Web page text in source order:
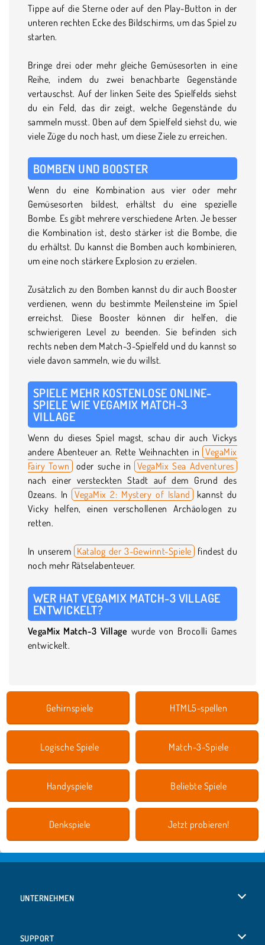
Tippe auf die Sterne oder auf den Play-Button in der
unteren rechten Ecke des Bildschirms, um das Spiel zu
starten.
Bringe drei oder mehr gleiche Gemüsesorten in eine
Reihe, indem du zwei benachbarte Gegenstände
vertauschst. Auf der linken Seite des Spielfelds siehst
du ein Feld, das dir zeigt, welche Gegenstände du
sammeln musst. Oben auf dem Spielfeld siehst du, wie
viele Züge du noch hast, um diese Ziele zu erreichen.
BOMBEN UND BOOSTER
Wenn du eine Kombination aus vier oder mehr
Gemüsesorten bildest, erhältst du eine spezielle
Bombe. Es gibt mehrere verschiedene Arten. Je besser
die Kombination ist, desto stärker ist die Bombe, die
du erhältst. Du kannst die Bomben auch kombinieren,
um eine noch stärkere Explosion zu erzielen.
Zusätzlich zu den Bomben kannst du dir auch Booster
verdienen, wenn du bestimmte Meilensteine im Spiel
erreichst. Diese Booster können dir helfen, die
schwierigeren Level zu beenden. Sie befinden sich
rechts neben dem Match-3-Spielfeld und du kannst so
viele davon sammeln, wie du willst.
SPIELE MEHR KOSTENLOSE ONLINE-
SPIELE WIE VEGAMIX MATCH-3
VILLAGE
Wenn du dieses Spiel magst, schau dir auch Vickys
andere Abenteuer an. Rette Weihnachten in VegaMix
Fairy Town oder suche in VegaMix Sea Adventures
nach einer versteckten Stadt auf dem Grund des
Ozeans. In VegaMix 2: Mystery of Island kannst du
Vicky helfen, einen verschollenen Archäologen zu
retten.
In unserem Katalog der 3-Gewinnt-Spiele findest du
noch mehr Rätselabenteuer.
WER HAT VEGAMIX MATCH-3 VILLAGE
ENTWICKELT?
VegaMix Match-3 Village wurde von Brocolli Games
entwickelt.
Gehirnspiele HTML5-spellen
Logische Spiele Match-3-Spiele
Handyspiele Beliebte Spiele
Denkspiele Jetzt probieren!
UNTERNEHMEN
SUPPORT